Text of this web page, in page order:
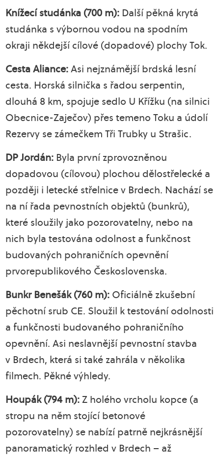
Knížecí studánka (700 m): Další pěkná krytá
studánka s výbornou vodou na spodním
okraji někdejší cílové (dopadové) plochy Tok.
Cesta Aliance:Asi nejznámější brdská lesní
cesta. Horská silnička s řadou serpentin,
dlouhá 8 km, spojuje sedlo U Křížku (na silnici
Obecnice-Zaječov) přes temeno Toku a údolí
Rezervy se zámečkem Tři Trubky u Strašic.
DP Jordán: Byla první zprovozněnou
dopadovou (cílovou) plochou dělostřelecké a
později i letecké střelnice v Brdech. Nachází se
na ní řada pevnostních objektů (bunkrů),
které sloužily jako pozorovatelny, nebo na
nich byla testována odolnost a funkčnost
budovaných pohraničních opevnění
prvorepublikového Československa.
Bunkr Benešák (760 m): Oficiálně zkušební
pěchotní srub CE. Sloužil k testování odolnosti
a funkčnosti budovaného pohraničního
opevnění. Asi neslavnější pevnostní stavba
v Brdech, která si také zahrála v několika
filmech. Pěkné výhledy.
Houpák (794 m):Z holého vrcholu kopce (a
stropu na něm stojící betonové
pozorovatelny) se nabízí patrně nejkrásnější
panoramatický rozhled v Brdech – až